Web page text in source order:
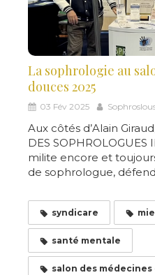
La sophrologie au
douces 2025
03 Fév 2025
Aux côtés d’Alain
DES
milite encore et
de sophrologue,
syndicare
santé mentale
salon des médecines